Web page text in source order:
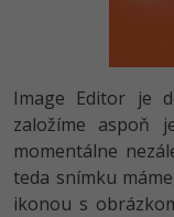
Swift -80%
Kotlin -
Image Editor je
založíme aspoň
momentálne
teda snímku
ikonou s